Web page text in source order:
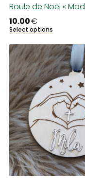
Boule de Noël «
10.00€
Select options